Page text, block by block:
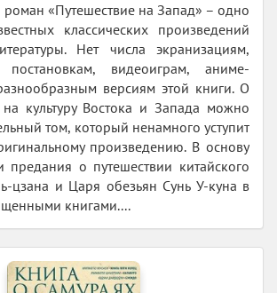
«Путешествие на Запад» – одно
классических произведений
Нет числа экранизациям,
постановкам, видеоиграм, аниме-
версиям этой книги. О
культуру Востока и Запада можно
том, который ненамного уступит
произведению. В основу
предания о путешествии китайского
цзана и Царя обезьян Сунь У-куна в
книгами....